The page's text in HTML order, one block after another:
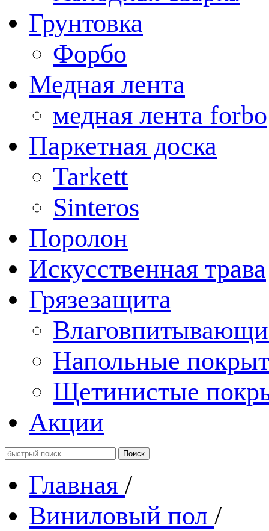
Грунтовка
Форбо
Медная лента
медная лента forbo
Паркетная доска
Tarkett
Sinteros
Поролон
Искусственная трава
Грязезащита
Напольные
Щетинистые
Акции
Главная /
Виниловый пол /